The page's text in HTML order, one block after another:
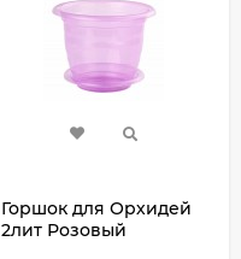
Горшок для Орхидей
2лит Розовый